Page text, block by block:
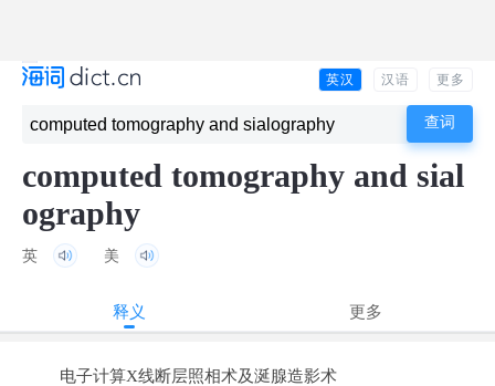
英汉 汉语 更多
computed tomography and sial
ography
英 美
释义 更多
电子计算X线断层照相术及涎腺造影术